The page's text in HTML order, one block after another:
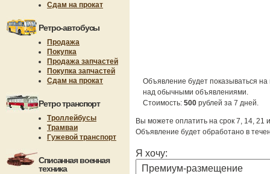
Сдам на прокат
Ретро-автобусы
Продажа
Покупка
Продажа запчастей
Покупка запчастей
Сдам на прокат
Ретро транспорт
Троллейбусы
Трамваи
Гужевой транспорт
Списанная военная
техника
Объявление будет показываться
над обычными объявлениями.
Стоимость: 500 рублей за 7 дней.
Вы можете оплатить на срок 7, 14, 21
Объявление будет обработано в
Я хочу: